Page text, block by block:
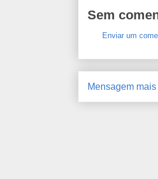
Sem
Enviar um
Mensagem